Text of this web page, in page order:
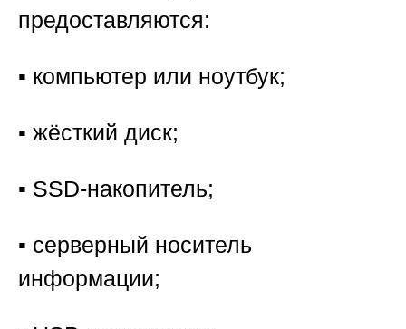
предоставляются:
▪️ компьютер или ноутбук;
▪️ жёсткий диск;
▪️ SSD-накопитель;
▪️ серверный носитель
информации;